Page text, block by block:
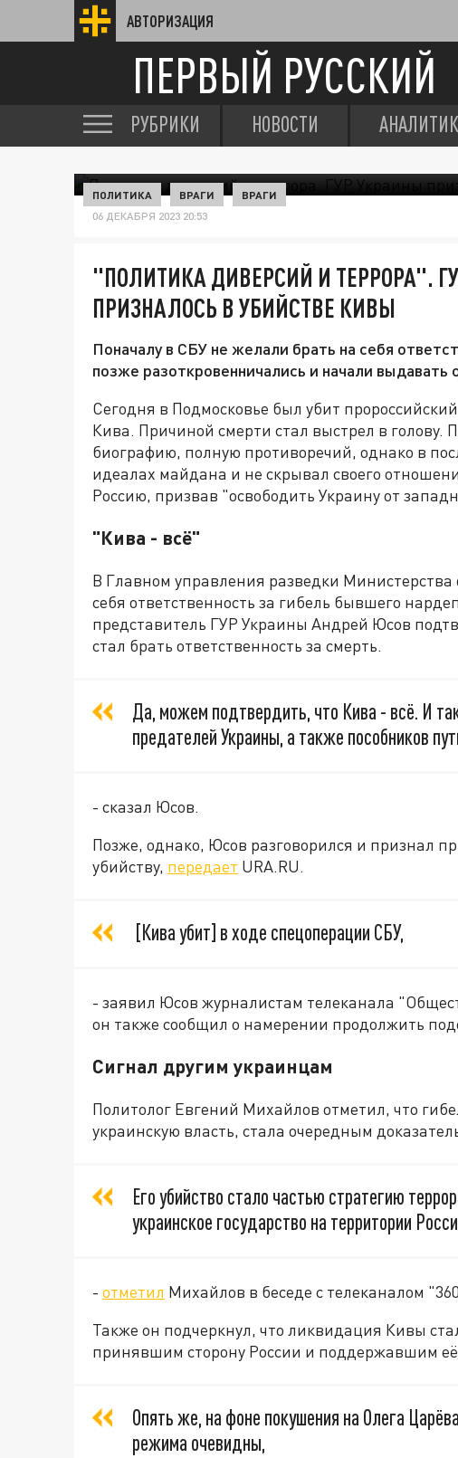
АВТОРИЗАЦИЯ
ПЕРВЫЙ РУССКИЙ
РУБРИКИ НОВОСТИ
ПОЛИТИКА ВРАГИ ВРАГИ
06 ДЕКАБРЯ 2023 20:53
"ПОЛИТИКА ДИВЕРСИЙ И ТЕРРОРА".
ПРИЗНАЛОСЬ В УБИЙСТВЕ КИВЫ
Поначалу в СБУ не желали брать на себя
позже разоткровенничались и начали выдавать
Сегодня в Подмосковье был убит
Кива. Причиной смерти стал выстрел в
биографию, полную противоречий, однако в
идеалах майдана и не скрывал своего
Россию, призвав "освободить Украину от
"Кива - всё"
В Главном управления разведки
себя ответственность за гибель бывшего
представитель ГУР Украины Андрей Юсов
стал брать ответственность за смерть.
Да, можем подтвердить, что Кива - всё. И
предателей Украины, а также пособников
- сказал Юсов.
Позже, однако, Юсов разговорился и признал
убийству, передает URA.RU.
[Кива убит] в ходе спецоперации СБУ,
- заявил Юсов журналистам телеканала
он также сообщил о намерении продолжить
Сигнал другим украинцам
Политолог Евгений Михайлов отметил, что
украинскую власть, стала очередным
Его убийство стало частью стратегию
украинское государство на территории
- отметил Михайлов в беседе с телеканалом
Также он подчеркнул, что ликвидация Кивы
принявшим сторону России и поддержавшим
Опять же, на фоне покушения на Олега
режима очевидны,